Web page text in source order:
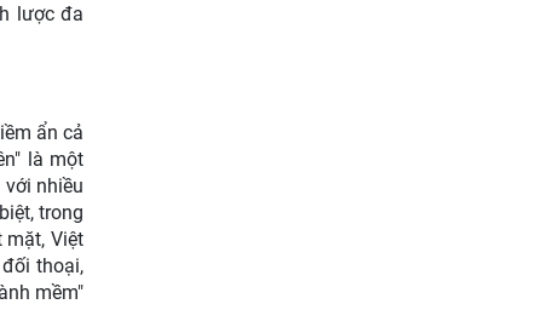
lược đa
ẩn cả
là một
nhiều
trong
mặt, Việt
thoại,
mềm"